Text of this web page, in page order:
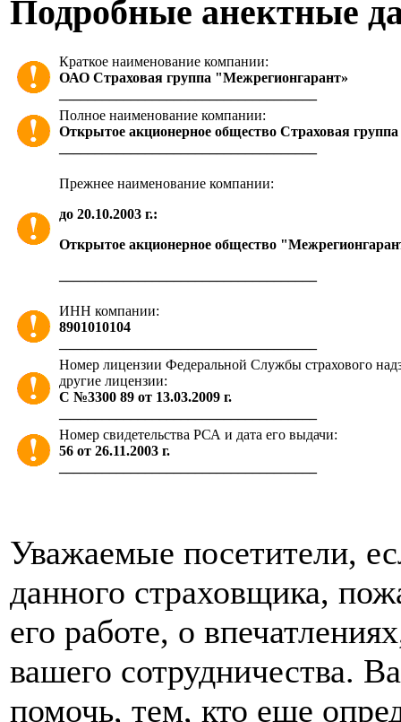
Подробные анектные
Краткое наименование компании:
ОАО Страховая группа "Межрегионгарант»
Полное наименование компании:
Открытое акционерное общество Страховая
Прежнее наименование компании:
до 20.10.2003 г.:
Открытое акционерное общество
ИНН компании:
8901010104
Номер лицензии Федеральной Службы страхового
другие лицензии:
С №3300 89 от 13.03.2009 г.
Номер свидетельства РСА и дата его выдачи:
56 от 26.11.2003 г.
Уважаемые посетители,
данного страховщика,
его работе, о
вашего сотрудничества.
помочь, тем, кто еще